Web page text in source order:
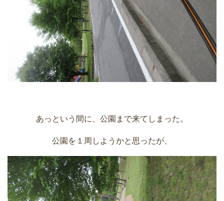
あっという間に、公園まで来てしまった。
公園を１周しようかと思ったが、